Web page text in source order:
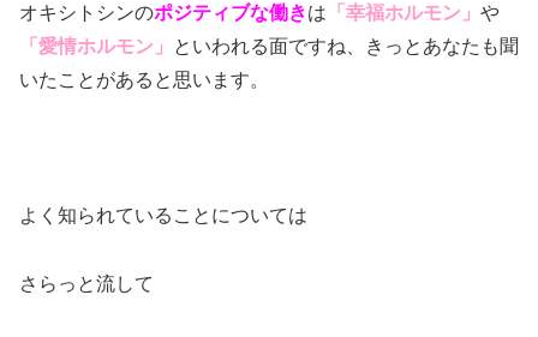
オキシトシンのポジティブな働きは 「幸福ホルモン」 や
「愛情ホルモン」
といわれる面ですね、きっとあなたも聞
いたことがあると思います。
よく知られていることについては
さらっと流して